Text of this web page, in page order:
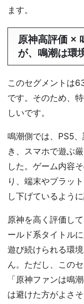
ます。
原神高評価 ×
が、鳴潮は環
このセグメントは
です。そのため、
しいです。
鳴潮側では、PS5
き、スマホで遊ぶ
した。ゲーム内容
り、端末やプラッ
し下げているよう
原神を高く評価し
ールド系タイトル
遊び続けられる環
ん。ただし、この
「原神ファンは鳴
は避けた方がよさそ